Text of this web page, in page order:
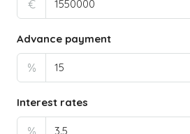
€
Advance payment
%
Interest rates
%